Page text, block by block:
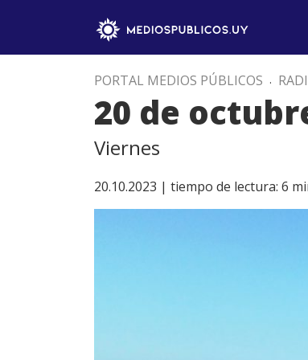
PORTAL MEDIOS PÚBLICOS .
20 de
Viernes
20.10.2023 | tiempo de lectura: 6